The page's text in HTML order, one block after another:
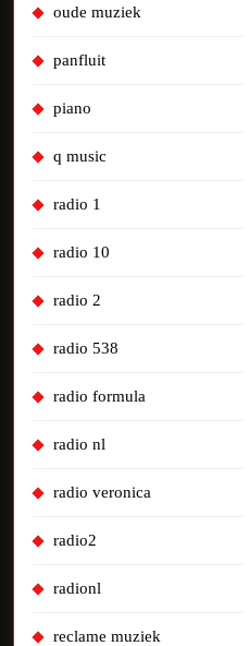
oude muziek
panfluit
piano
q music
radio 1
radio 10
radio 2
radio 538
radio formula
radio nl
radio veronica
radio2
radionl
reclame muziek